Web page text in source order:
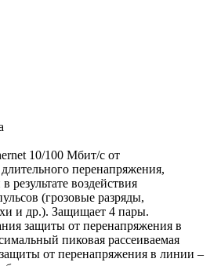
10/100 Mбит/с от
перенапряжения,
результате воздействия
(грозовые разряды,
и др.). Защищает 4 пары.
защиты от перенапряжения в
пиковая рассеиваемая
от перенапряжения в линии –